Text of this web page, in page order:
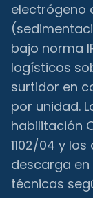
electrógeno
bajo norma
logísticos
surtidor en
por unidad.
habilitación
1102/04 y
descarga
técnicas